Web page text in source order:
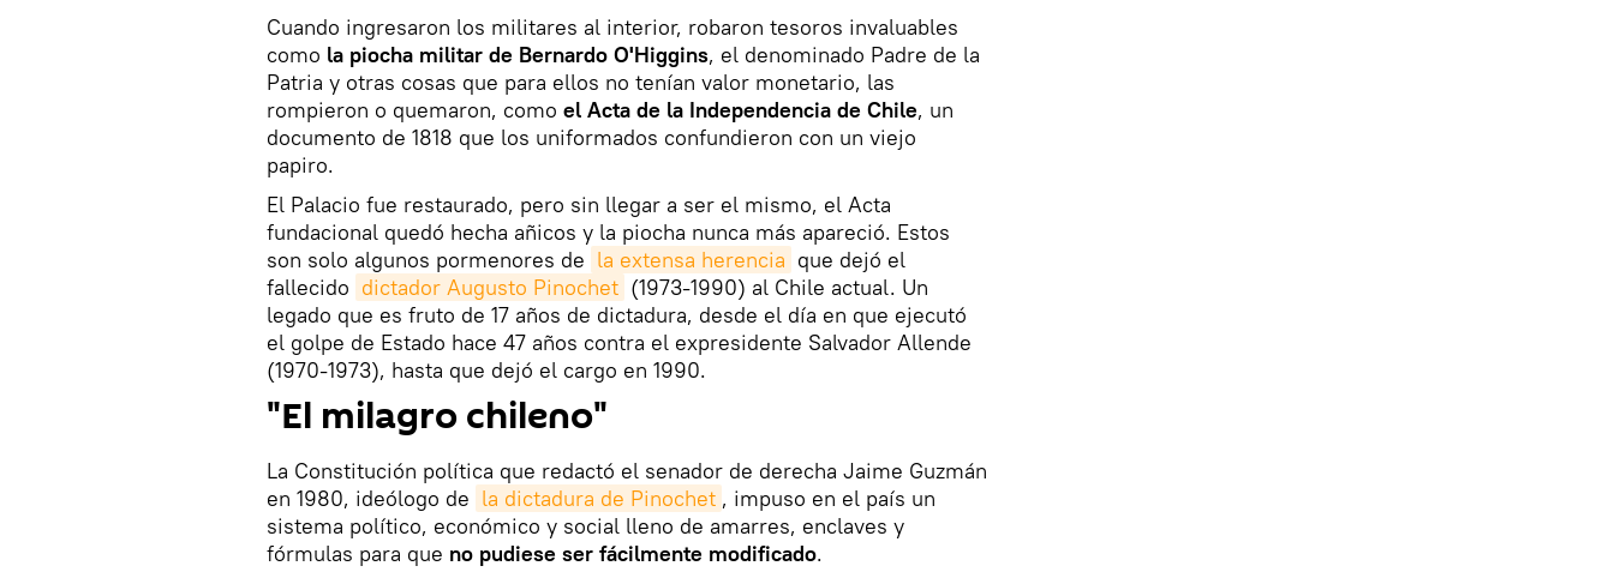
Cuando ingresaron los militares al interior, robaron tesoros invaluables
como la piocha militar de Bernardo O'Higgins, el denominado Padre de la
Patria y otras cosas que para ellos no tenían valor monetario, las
rompieron o quemaron, como el Acta de la Independencia de Chile, un
documento de 1818 que los uniformados confundieron con un viejo
papiro.
El Palacio fue restaurado, pero sin llegar a ser el mismo, el Acta
fundacional quedó hecha añicos y la piocha nunca más apareció. Estos
son solo algunos pormenores de la extensa herencia que dejó el
fallecido dictador Augusto Pinochet (1973-1990) al Chile actual. Un
legado que es fruto de 17 años de dictadura, desde el día en que ejecutó
el golpe de Estado hace 47 años contra el expresidente Salvador Allende
(1970-1973), hasta que dejó el cargo en 1990.
"El milagro chileno"
La Constitución política que redactó el senador de derecha Jaime Guzmán
en 1980, ideólogo de la dictadura de Pinochet , impuso en el país un
sistema político, económico y social lleno de amarres, enclaves y
fórmulas para que no pudiese ser fácilmente modificado.